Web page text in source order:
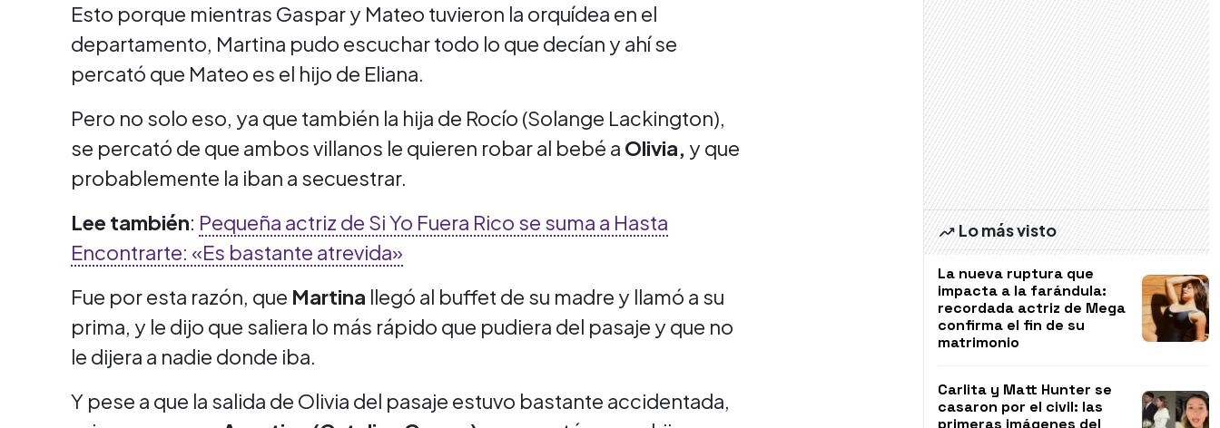
Esto porque mientras Gaspar y Mateo tuvieron la orquídea en el
departamento, Martina pudo escuchar todo lo que decían y ahí se
percató que Mateo es el hijo de Eliana.
Pero no solo eso, ya que también la hija de Rocío (Solange Lackington),
se percató de que ambos villanos le quieren robar al bebé a Olivia, y que
probablemente la iban a secuestrar.
Lee también: Pequeña actriz de Si Yo Fuera Rico se suma a Hasta
Encontrarte: «Es bastante atrevida»
Fue por esta razón, que Martina llegó al buffet de su madre y llamó a su
prima, y le dijo que saliera lo más rápido que pudiera del pasaje y que no
le dijera a nadie donde iba.
Y pese a que la salida de Olivia del pasaje estuvo bastante accidentada,
Lo más visto
La nueva ruptura que
impacta a la farándula:
recordada actriz de Mega
confirma el fin de su
matrimonio
Carlita y Matt Hunter se
casaron por el civil: las
primeras imágenes del